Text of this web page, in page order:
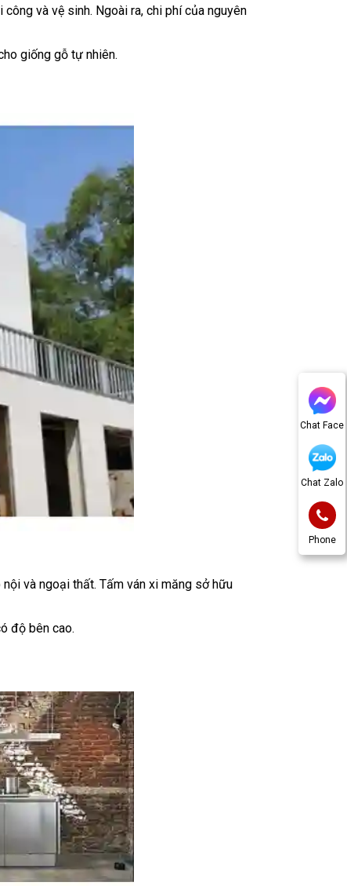
Chat Face
Chat Zalo
Phone
và vệ sinh. Ngoài ra, chi phí của nguyên
giống gỗ tự nhiên.
và ngoại thất. Tấm ván xi măng sở hữu
độ bên cao.